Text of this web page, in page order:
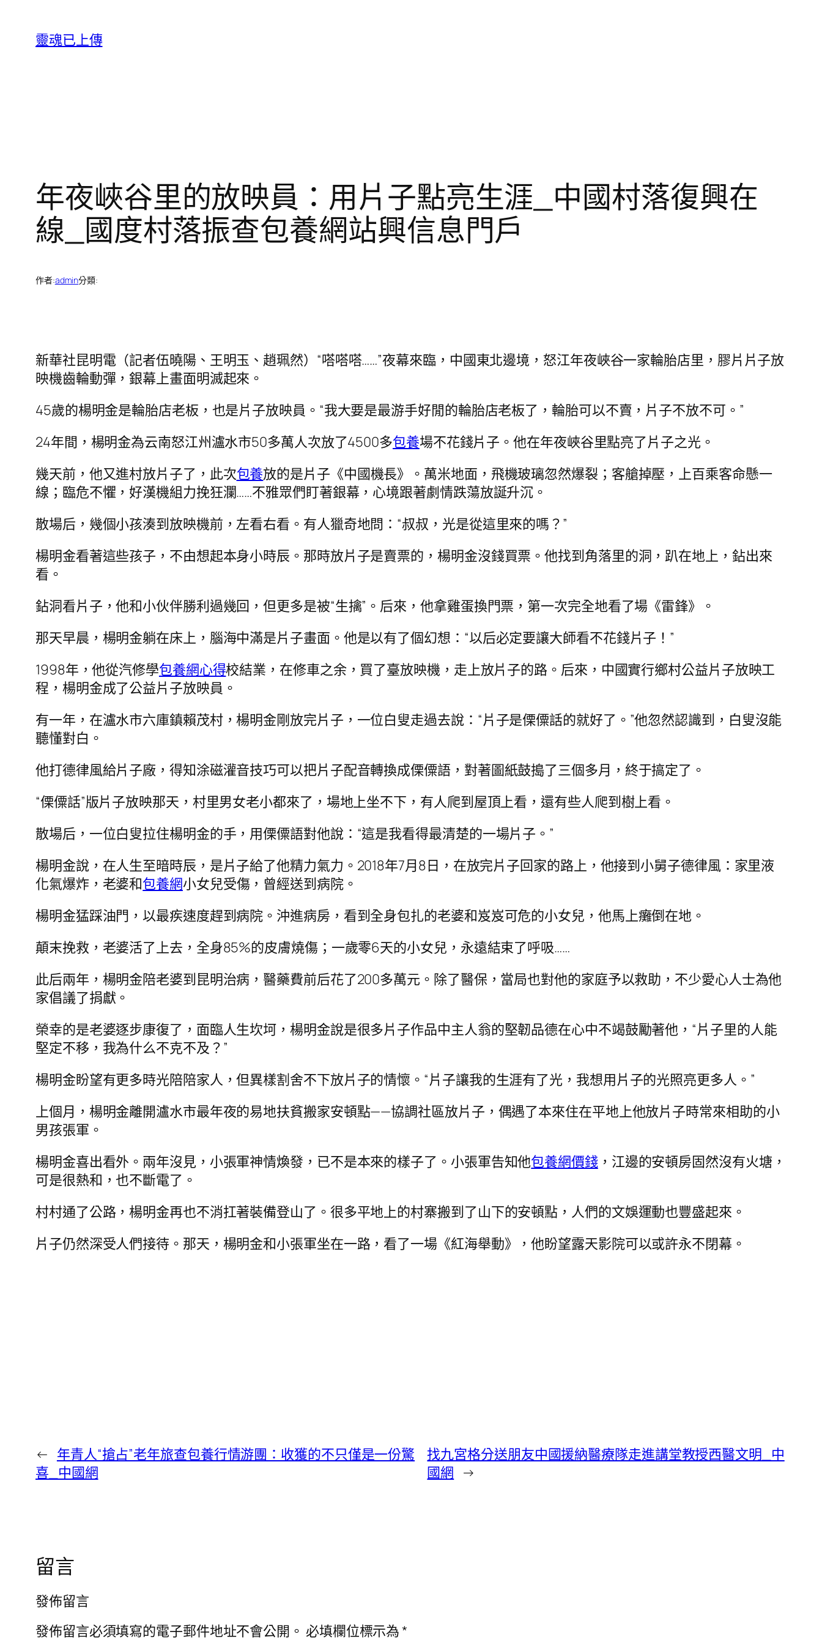
靈魂已上傳
年夜峽谷里的放映員：用片子點亮生涯_中國村落復興在
線_國度村落振查包養網站興信息門戶
作者:admin分類:
新華社昆明電（記者伍曉陽、王明玉、趙珮然）“嗒嗒嗒……”夜幕來臨，中國東北邊境，怒江年夜峽谷一家輪胎店里，膠片片子放
映機齒輪動彈，銀幕上畫面明滅起來。
45歲的楊明金是輪胎店老板，也是片子放映員。“我大要是最游手好閒的輪胎店老板了，輪胎可以不賣，片子不放不可。”
24年間，楊明金為云南怒江州瀘水市50多萬人次放了4500多包養場不花錢片子。他在年夜峽谷里點亮了片子之光。
幾天前，他又進村放片子了，此次包養放的是片子《中國機長》。萬米地面，飛機玻璃忽然爆裂；客艙掉壓，上百乘客命懸一
線；臨危不懼，好漢機組力挽狂瀾……不雅眾們盯著銀幕，心境跟著劇情跌蕩放誕升沉。
散場后，幾個小孩湊到放映機前，左看右看。有人獵奇地問：“叔叔，光是從這里來的嗎？”
楊明金看著這些孩子，不由想起本身小時辰。那時放片子是賣票的，楊明金沒錢買票。他找到角落里的洞，趴在地上，鉆出來
看。
鉆洞看片子，他和小伙伴勝利過幾回，但更多是被“生擒”。后來，他拿雞蛋換門票，第一次完全地看了場《雷鋒》。
那天早晨，楊明金躺在床上，腦海中滿是片子畫面。他是以有了個幻想：“以后必定要讓大師看不花錢片子！”
1998年，他從汽修學包養網心得校結業，在修車之余，買了臺放映機，走上放片子的路。后來，中國實行鄉村公益片子放映工
程，楊明金成了公益片子放映員。
有一年，在瀘水市六庫鎮賴茂村，楊明金剛放完片子，一位白叟走過去說：“片子是傈僳話的就好了。”他忽然認識到，白叟沒能
聽懂對白。
他打德律風給片子廠，得知涂磁灌音技巧可以把片子配音轉換成傈僳語，對著圖紙鼓搗了三個多月，終于搞定了。
“傈僳話”版片子放映那天，村里男女老小都來了，場地上坐不下，有人爬到屋頂上看，還有些人爬到樹上看。
散場后，一位白叟拉住楊明金的手，用傈僳語對他說：“這是我看得最清楚的一場片子。”
楊明金說，在人生至暗時辰，是片子給了他精力氣力。2018年7月8日，在放完片子回家的路上，他接到小舅子德律風：家里液
化氣爆炸，老婆和包養網小女兒受傷，曾經送到病院。
楊明金猛踩油門，以最疾速度趕到病院。沖進病房，看到全身包扎的老婆和岌岌可危的小女兒，他馬上癱倒在地。
顛末挽救，老婆活了上去，全身85%的皮膚燒傷；一歲零6天的小女兒，永遠結束了呼吸……
此后兩年，楊明金陪老婆到昆明治病，醫藥費前后花了200多萬元。除了醫保，當局也對他的家庭予以救助，不少愛心人士為他
家倡議了捐獻。
榮幸的是老婆逐步康復了，面臨人生坎坷，楊明金說是很多片子作品中主人翁的堅韌品德在心中不竭鼓勵著他，“片子里的人能
堅定不移，我為什么不克不及？”
楊明金盼望有更多時光陪陪家人，但異樣割舍不下放片子的情懷。“片子讓我的生涯有了光，我想用片子的光照亮更多人。”
上個月，楊明金離開瀘水市最年夜的易地扶貧搬家安頓點——協調社區放片子，偶遇了本來住在平地上他放片子時常來相助的小
男孩張軍。
楊明金喜出看外。兩年沒見，小張軍神情煥發，已不是本來的樣子了。小張軍告知他包養網價錢，江邊的安頓房固然沒有火塘，
可是很熱和，也不斷電了。
村村通了公路，楊明金再也不消扛著裝備登山了。很多平地上的村寨搬到了山下的安頓點，人們的文娛運動也豐盛起來。
片子仍然深受人們接待。那天，楊明金和小張軍坐在一路，看了一場《紅海舉動》，他盼望露天影院可以或許永不閉幕。
← 年青人“搶占”老年旅查包養行情游團：收獲的不只僅是一份驚
喜_中國網
找九宮格分送朋友中國援納醫療隊走進講堂教授西醫文明_中
國網 →
留言
發佈留言
發佈留言必須填寫的電子郵件地址不會公開。 必填欄位標示為*